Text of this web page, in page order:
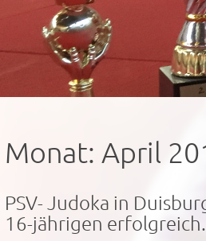
Monat: April
PSV- Judoka in
16-jährigen erfolgreich.